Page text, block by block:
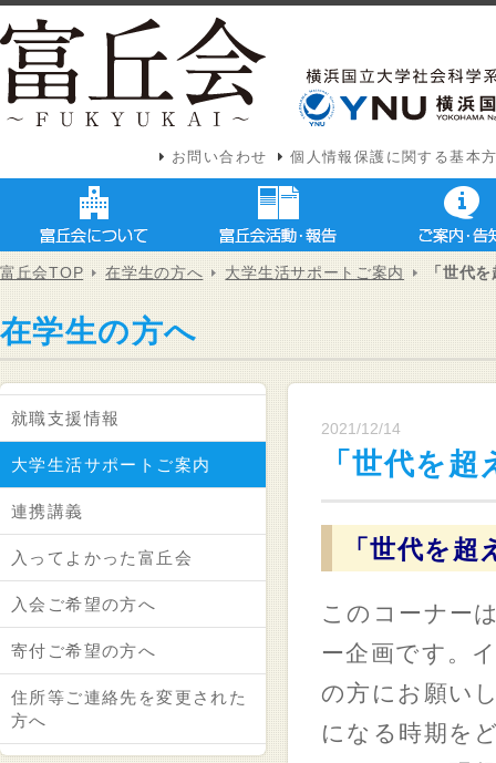
お問い合わせ 個人情報保護に関する基本
富丘会TOP 在学生の方へ 大学生活サポートご案内 「世代
在学生の方へ
就職支援情報
大学生活サポートご案内
連携講義
入ってよかった富丘会
入会ご希望の方へ
寄付ご希望の方へ
住所等ご連絡先を変更された
方へ
2021/12/14
「世代を
「世代を
このコーナー
ー企画です。
の方にお願い
になる時期を